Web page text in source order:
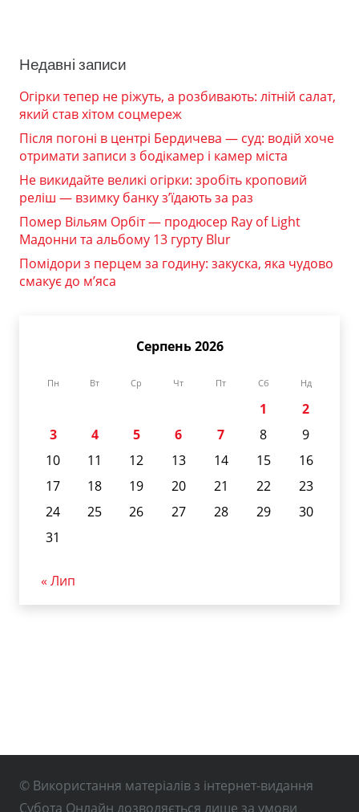
Недавні записи
Огірки тепер не ріжуть, а розбивають: літній салат,
який став хітом соцмереж
Після погоні в центрі Бердичева — суд: водій хоче
отримати записи з бодікамер і камер міста
Не викидайте великі огірки: зробіть кроповий
реліш — взимку банку з’їдають за раз
Помер Вільям Орбіт — продюсер Ray of Light
Мадонни та альбому 13 гурту Blur
Помідори з перцем за годину: закуска, яка чудово
смакує до м’яса
Серпень 2026
Пн Вт Ср Чт Пт Сб Нд
1
2
3
4 5 6 7 8
9
10
11 12 13 14 15
16
17
18 19 20 21 22
23
24
25 26 27 28 29
30
31
« Лип
© Використання матеріалів з інтернет-видання
Субота Онлайн дозволяється лише за умови